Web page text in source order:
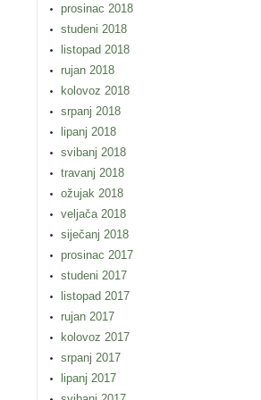
prosinac 2018
studeni 2018
listopad 2018
rujan 2018
kolovoz 2018
srpanj 2018
lipanj 2018
svibanj 2018
travanj 2018
ožujak 2018
veljača 2018
siječanj 2018
prosinac 2017
studeni 2017
listopad 2017
rujan 2017
kolovoz 2017
srpanj 2017
lipanj 2017